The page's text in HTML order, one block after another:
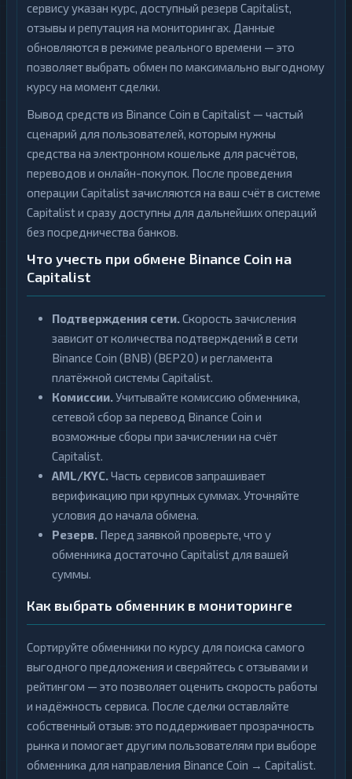
сервису указан курс, доступный резерв Capitalist,
отзывы и репутация на мониторингах. Данные
обновляются в режиме реального времени — это
позволяет выбрать обмен по максимально выгодному
курсу на момент сделки.
Вывод средств из Binance Coin в Capitalist — частый
сценарий для пользователей, которым нужны
средства на электронном кошельке для расчётов,
переводов и онлайн-покупок. После проведения
операции Capitalist зачисляются на ваш счёт в системе
Capitalist и сразу доступны для дальнейших операций
без посредничества банков.
Что учесть при обмене Binance Coin на
Capitalist
Подтверждения сети.Скорость зачисления
зависит от количества подтверждений в сети
Binance Coin (BNB) (BEP20) и регламента
платёжной системы Capitalist.
Комиссии.Учитывайте комиссию обменника,
сетевой сбор за перевод Binance Coin и
возможные сборы при зачислении на счёт
Capitalist.
AML/KYC.Часть сервисов запрашивает
верификацию при крупных суммах. Уточняйте
условия до начала обмена.
Резерв. Перед заявкой проверьте, что у
обменника достаточно Capitalist для вашей
суммы.
Как выбрать обменник в мониторинге
Сортируйте обменники по курсу для поиска самого
выгодного предложения и сверяйтесь с отзывами и
рейтингом — это позволяет оценить скорость работы
и надёжность сервиса. После сделки оставляйте
собственный отзыв: это поддерживает прозрачность
рынка и помогает другим пользователям при выборе
обменника для направления Binance Coin → Capitalist.